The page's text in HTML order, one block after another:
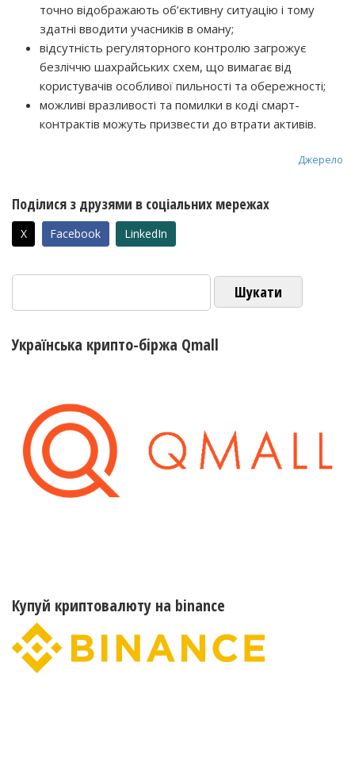
точно відображають об’єктивну ситуацію і тому
здатні вводити учасників в оману;
відсутність регуляторного контролю загрожує
безліччю шахрайських схем, що вимагає від
користувачів особливої ​​пильності та обережності;
можливі вразливості та помилки в коді смарт-
контрактів можуть призвести до втрати активів.
Джерело
Поділися з друзями в соціальних мережах
X Facebook LinkedIn
Українська крипто-біржа Qmall
Купуй криптовалюту на binance